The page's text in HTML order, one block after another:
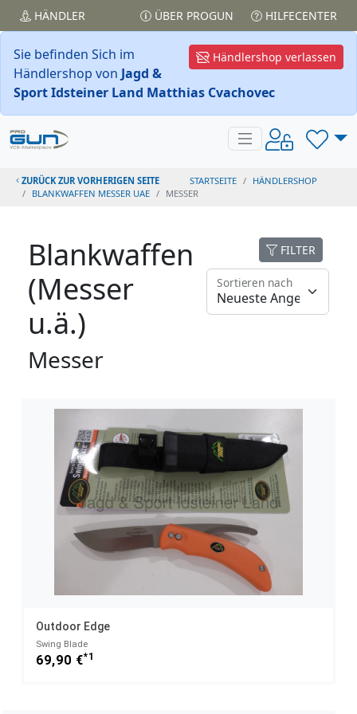
HÄNDLER ÜBER PROGUN HILFECENTER
Händlershop verlassen
Sie befinden Sich im
Händlershop von Jagd &
Sport Idsteiner Land Matthias Cvachovec
ZURÜCK ZUR VORHERIGEN SEITE STARTSEITE
HÄNDLERSHOP
BLANKWAFFEN MESSER UAE
MESSER
Blankwaffen
(Messer
u.ä.)
Messer
FILTER
Sortieren nach
Outdoor Edge
Swing Blade
69,90 €*1